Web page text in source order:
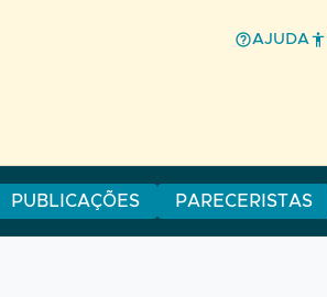
AJUDA
PUBLICAÇÕES PARECERISTAS